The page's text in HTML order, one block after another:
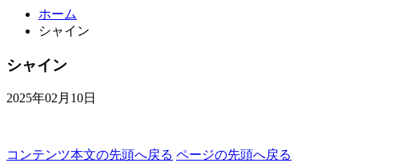
ホーム
シャイン
シャイン
2025年02月10日
コンテンツ本文の先頭へ戻る ページの先頭へ戻る